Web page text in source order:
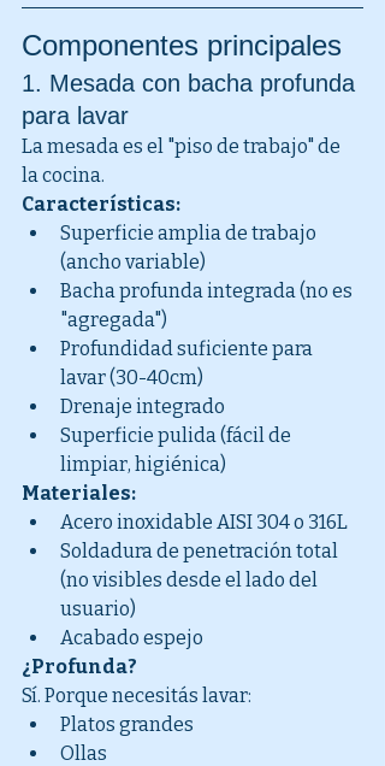
Componentes principales
1. Mesada con bacha profunda
para lavar
La mesada es el "piso de trabajo" de
la cocina.
Características:
Superficie amplia de trabajo
(ancho variable)
Bacha profunda integrada (no es
"agregada")
Profundidad suficiente para
lavar (30-40cm)
Drenaje integrado
Superficie pulida (fácil de
limpiar, higiénica)
Materiales:
Acero inoxidable AISI 304 o 316L
Soldadura de penetración total
(no visibles desde el lado del
usuario)
Acabado espejo
¿Profunda?
Sí. Porque necesitás lavar:
Platos grandes
Ollas